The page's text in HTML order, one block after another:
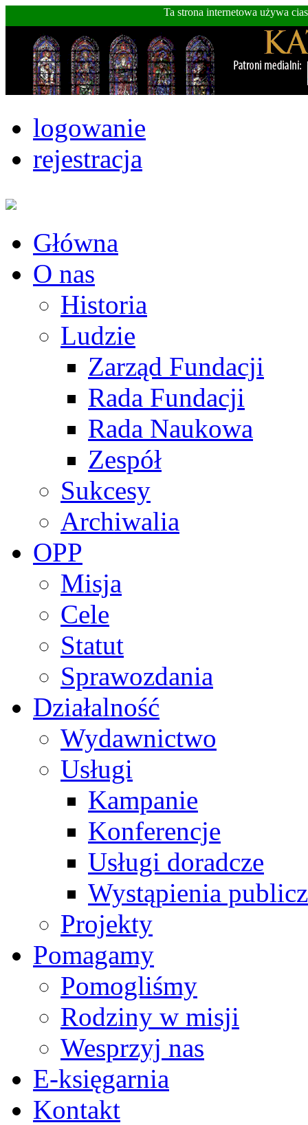
Ta strona internetowa używa
logowanie
rejestracja
Główna
O nas
Historia
Ludzie
Zarząd Fundacji
Rada Fundacji
Rada Naukowa
Zespół
Sukcesy
Archiwalia
OPP
Misja
Cele
Statut
Sprawozdania
Działalność
Wydawnictwo
Usługi
Kampanie
Konferencje
Usługi doradcze
Wystąpienia
Projekty
Pomagamy
Pomogliśmy
Rodziny w misji
Wesprzyj nas
E-księgarnia
Kontakt